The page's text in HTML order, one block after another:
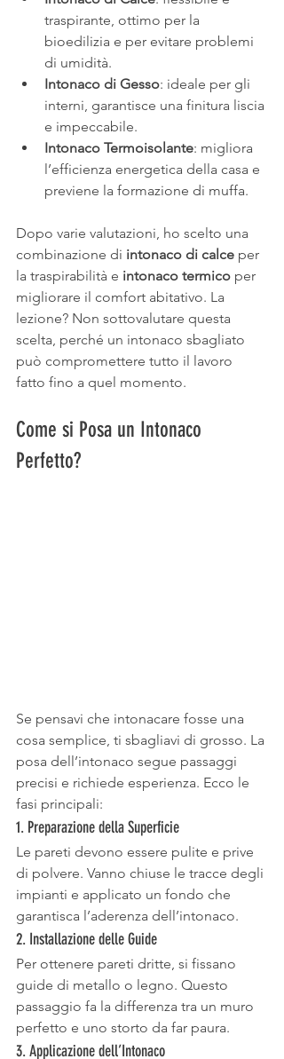
traspirante, ottimo per la
bioedilizia e per evitare problemi
di umidità.
Intonaco di Gesso: ideale per gli
interni, garantisce una finitura liscia
e impeccabile.
Intonaco Termoisolante: migliora
l’efficienza energetica della casa e
previene la formazione di muffa.
Dopo varie valutazioni, ho scelto una
combinazione di intonaco di calce per
la traspirabilità e intonaco termico per
migliorare il comfort abitativo. La
lezione? Non sottovalutare questa
scelta, perché un intonaco sbagliato
può compromettere tutto il lavoro
fatto fino a quel momento.
Come si Posa un Intonaco
Perfetto?
Se pensavi che intonacare fosse una
cosa semplice, ti sbagliavi di grosso. La
posa dell’intonaco segue passaggi
precisi e richiede esperienza. Ecco le
fasi principali:
1. Preparazione della Superficie
Le pareti devono essere pulite e prive
di polvere. Vanno chiuse le tracce degli
impianti e applicato un fondo che
garantisca l’aderenza dell’intonaco.
2. Installazione delle Guide
Per ottenere pareti dritte, si fissano
guide di metallo o legno. Questo
passaggio fa la differenza tra un muro
perfetto e uno storto da far paura.
3. Applicazione dell’Intonaco